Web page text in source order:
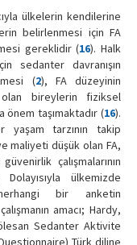
ülkelerin kendilerine
belirlenmesi için FA
gereklidir (16). Halk
sedanter davranışın
(2), FA düzeyinin
bireylerin fiziksel
önem taşımaktadır (16).
tarzının takip
maliyeti düşük olan FA,
çalışmalarının
ülkemizde
bir anketin
amacı; Hardy,
Sedanter Aktivite
Türk diline